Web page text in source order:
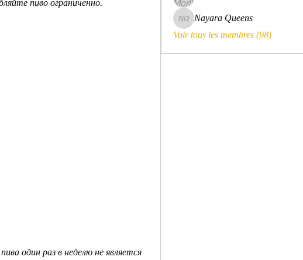
пиво ограниченно.
один раз в неделю не является
Nayara Queens
Nayara Queens
Voir tous les membres (98)